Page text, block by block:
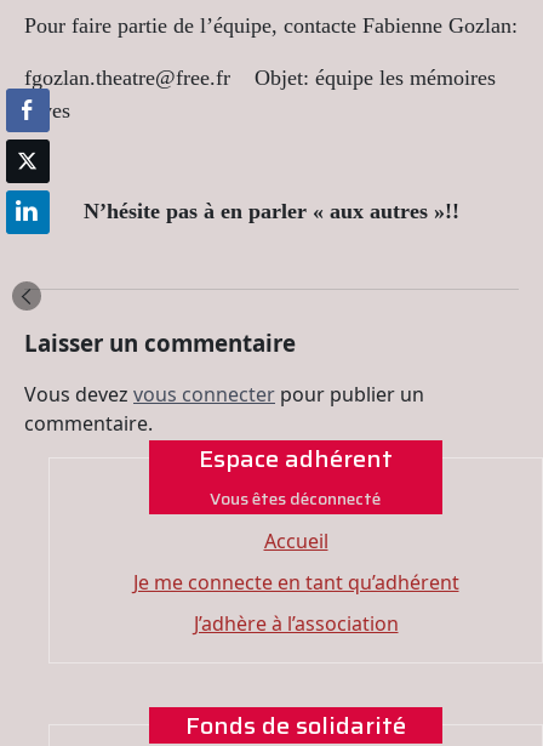
Pour faire partie de l’équipe, contacte Fabienne Gozlan:
fgozlan.theatre@free.fr Objet: équipe les mémoires
vives
N’hésite pas à en parler « aux autres »!!
Laisser un commentaire
Vous devez vous connecter pour publier un
commentaire.
Espace adhérent
Vous êtes déconnecté
Accueil
Je me connecte en tant qu’adhérent
J’adhère à l’association
Fonds de solidarité